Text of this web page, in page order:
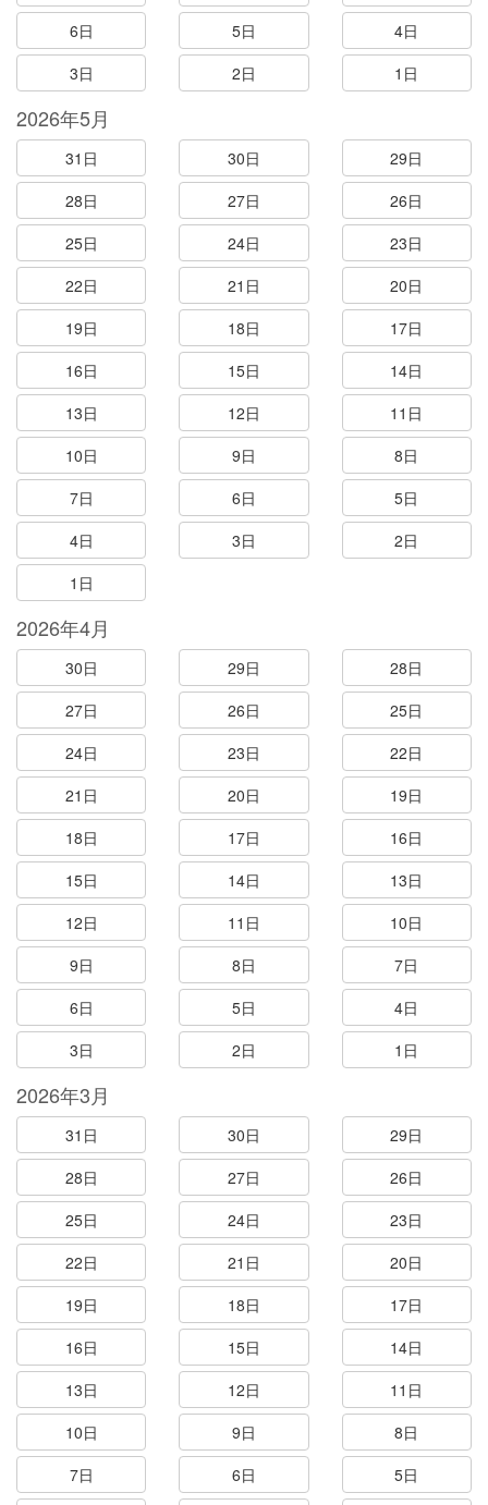
6日
5日
4日
3日
2日 1日
2026年5月
31日 30日
29日
28日
27日
26日
25日
24日
23日
22日
21日
20日
19日
18日
17日
16日
15日
14日
13日
12日
11日
10日
9日
8日
7日
6日
5日
4日
3日
2日
1日
2026年4月
30日 29日
28日
27日
26日
25日
24日
23日
22日
21日
20日
19日
18日
17日
16日
15日
14日
13日
12日
11日
10日
9日
8日
7日
6日
5日
4日
3日
2日 1日
2026年3月
31日 30日
29日
28日
27日
26日
25日
24日
23日
22日
21日
20日
19日
18日
17日
16日
15日
14日
13日
12日
11日
10日
9日
8日
7日
6日
5日